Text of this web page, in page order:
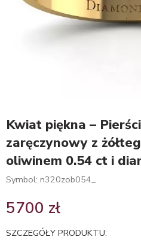
Kwiat piękna –
zaręczynowy z
oliwinem 0.54 ct i
Symbol: n320zob054_
5700 zł
SZCZEGÓŁY PRODUKTU: